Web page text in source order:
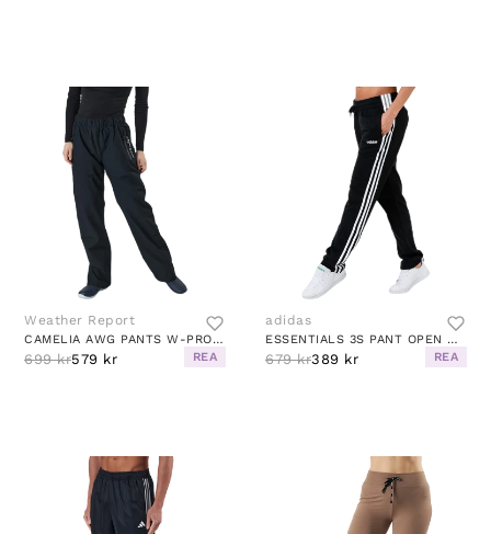
Weather Report
CAMELIA AWG PANTS W-PRO 15000 BLACK
699 kr579 kr REA
adidas
ESSENTIALS 3S PANT OPEN HEM BLACK / WHITE
679 kr389 kr REA